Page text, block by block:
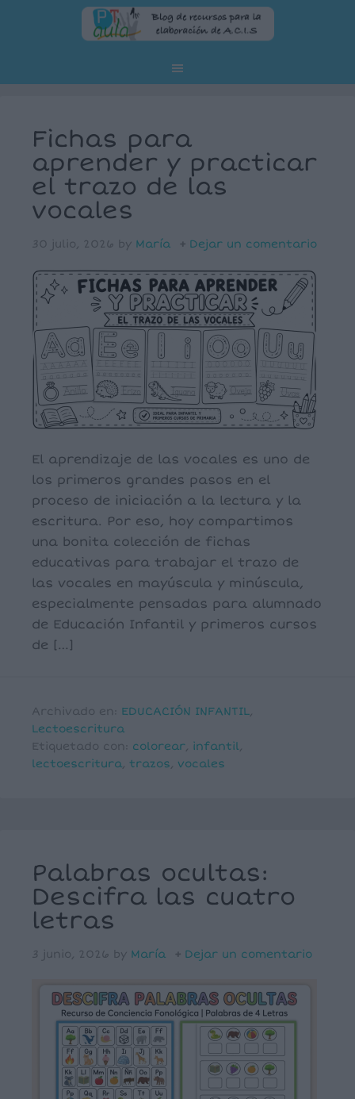
Fichas para
aprender y practicar
el trazo de las
vocales
30 julio, 2026 by María Dejar un comentario
El aprendizaje de las vocales es uno de
los primeros grandes pasos en el
proceso de iniciación a la lectura y la
escritura. Por eso, hoy compartimos
una bonita colección de fichas
educativas para trabajar el trazo de
las vocales en mayúscula y minúscula,
especialmente pensadas para alumnado
de Educación Infantil y primeros cursos
de […]
Archivado en: EDUCACIÓN INFANTIL,
Lectoescritura
Etiquetado con: colorear, infantil,
lectoescritura, trazos, vocales
Palabras ocultas:
Descifra las cuatro
letras
3 junio, 2026 by María Dejar un comentario